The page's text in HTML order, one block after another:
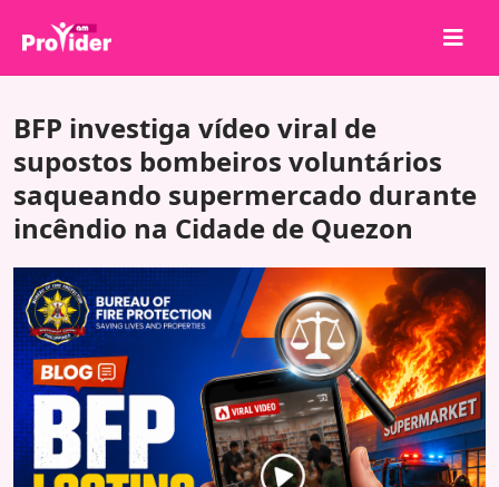
Sobre nós
Entrar
Cadastrar-se
Serviços
API
Termos
Blog
BFP investiga vídeo viral de
supostos bombeiros voluntários
saqueando supermercado durante
incêndio na Cidade de Quezon